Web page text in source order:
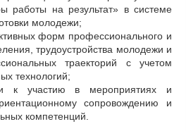
работы на результат» в системе
молодежи;
форм профессионального и
трудоустройства молодежи и
траекторий с учетом
технологий;
к участию в мероприятиях и
сопровождению и
компетенций.